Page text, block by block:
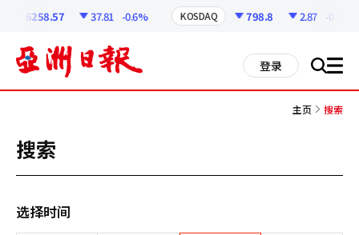
6258.57 37.81 -0.6% KOSDAQ 798.8 2.87 -0.36%
登录 搜 all
主页 搜索
搜索
选择时间